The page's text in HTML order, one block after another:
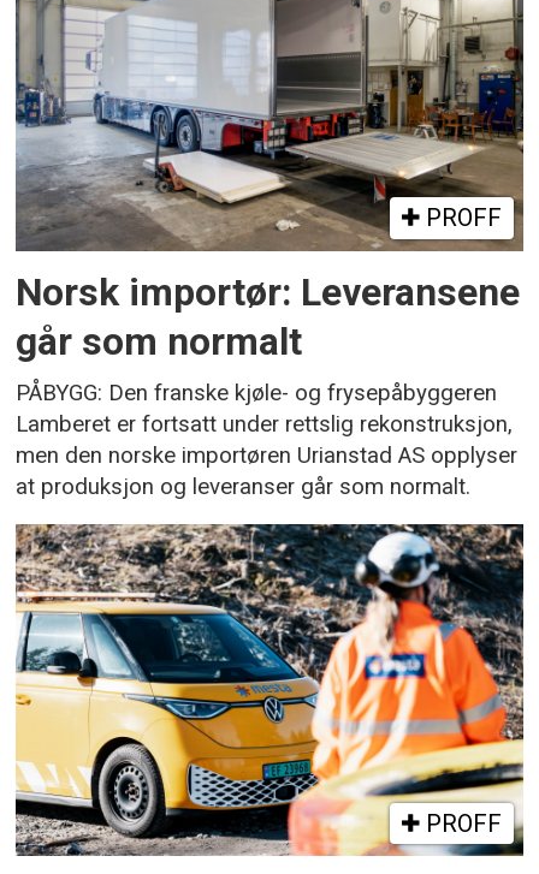
PROFF
Norsk importør: Leveransene
går som normalt
PÅBYGG: Den franske kjøle- og frysepåbyggeren
Lamberet er fortsatt under rettslig rekonstruksjon,
men den norske importøren Urianstad AS opplyser
at produksjon og leveranser går som normalt.
PROFF